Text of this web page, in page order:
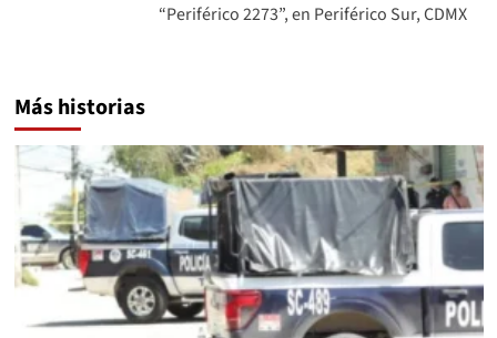
“Periférico 2273”, en Periférico Sur, CDMX
Más historias